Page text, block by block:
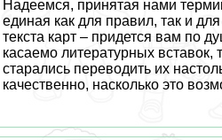
Надеемся, принятая нами
единая как для правил, так и для
текста карт – придется вам по
касаемо литературных вставок,
старались переводить их
качественно, насколько это